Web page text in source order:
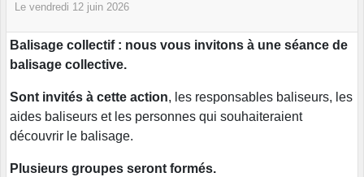
Le vendredi 12 juin 2026
Balisage collectif : nous vous invitons à une séance de
balisage collective.
Sont invités à cette action, les responsables baliseurs, les
aides baliseurs et les personnes qui souhaiteraient
découvrir le balisage.
Plusieurs groupes seront formés.